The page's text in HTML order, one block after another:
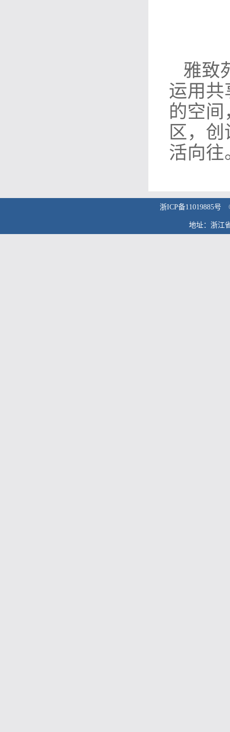
雅致
运用共
的空
区，
活向往
浙ICP备11019885号
地址：浙江